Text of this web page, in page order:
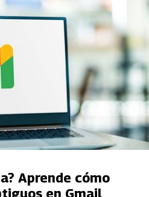
Aprende cómo
en Gmail